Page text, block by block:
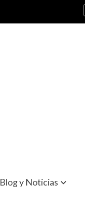
Blog y Noticias